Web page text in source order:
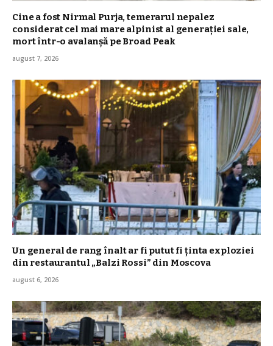
Cine a fost Nirmal Purja, temerarul nepalez
considerat cel mai mare alpinist al generației sale,
mort într-o avalanșă pe Broad Peak
august 7, 2026
Un general de rang înalt ar fi putut fi ținta exploziei
din restaurantul „Balzi Rossi” din Moscova
august 6, 2026